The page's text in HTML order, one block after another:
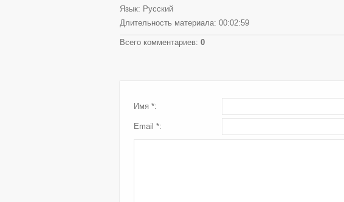
Язык: Русский
Длительность материала: 00:02:59
Всего комментариев: 0
Имя *:
Email *: